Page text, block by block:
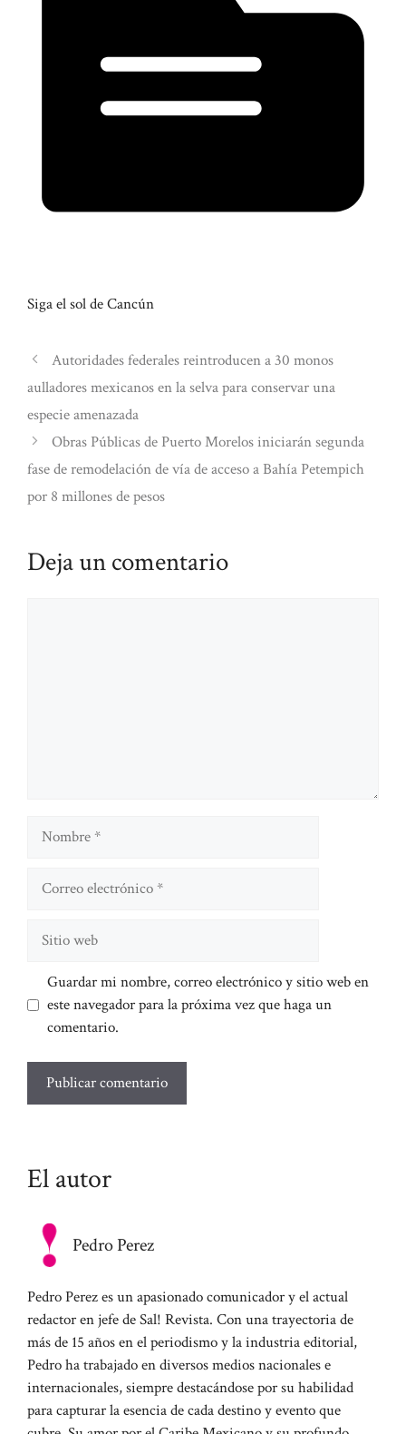
Siga el sol de Cancún
Autoridades federales reintroducen a 30 monos
aulladores mexicanos en la selva para conservar una
especie amenazada
Obras Públicas de Puerto Morelos iniciarán segunda
fase de remodelación de vía de acceso a Bahía Petempich
por 8 millones de pesos
Deja un comentario
Nombre
Guardar mi nombre, correo electrónico y sitio web en
este navegador para la próxima vez que haga un
comentario.
El autor
Pedro Perez
Pedro Perez es un apasionado comunicador y el actual
redactor en jefe de Sal! Revista. Con una trayectoria de
más de 15 años en el periodismo y la industria editorial,
Pedro ha trabajado en diversos medios nacionales e
internacionales, siempre destacándose por su habilidad
para capturar la esencia de cada destino y evento que